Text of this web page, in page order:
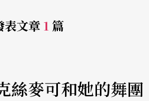
表文章 1 篇
絲麥可和她的舞團